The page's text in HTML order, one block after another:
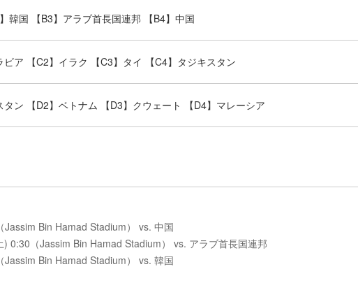
】韓国 【B3】アラブ首長国連邦 【B4】中国
ビア 【C2】イラク 【C3】タイ 【C4】タジキスタン
タン 【D2】ベトナム 【D3】クウェート 【D4】マレーシア
Bin Hamad Stadium） vs. 中国
（Jassim Bin Hamad Stadium） vs. アラブ首長国連邦
Bin Hamad Stadium） vs. 韓国